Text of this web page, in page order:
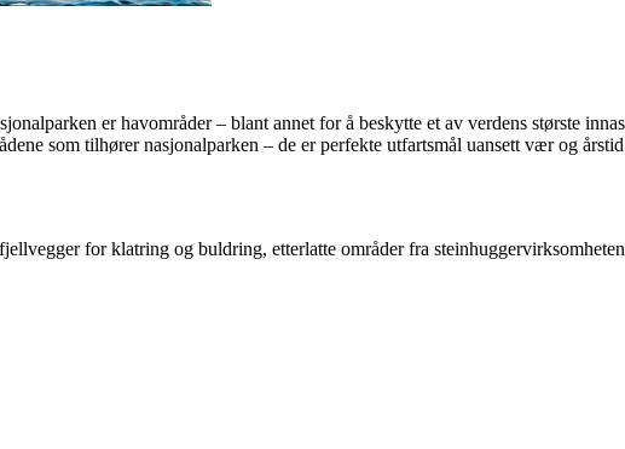
er havområder – blant annet for å beskytte et av verdens største
som tilhører nasjonalparken – de er perfekte utfartsmål uansett vær og
for klatring og buldring, etterlatte områder fra